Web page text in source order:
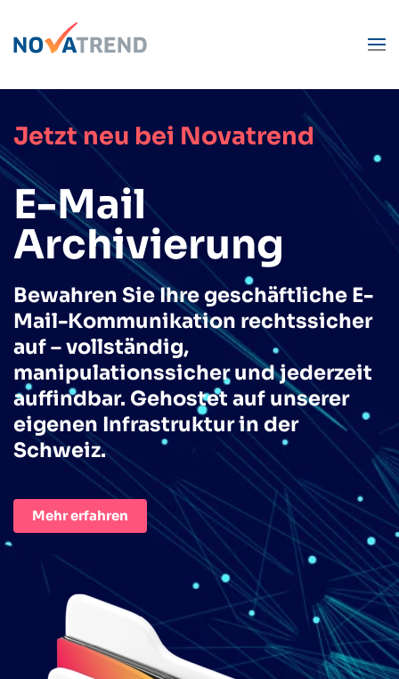
Zum Hauptinhalt springen
Jetzt neu bei Novatrend
E-Mail
Archivierung
Bewahren Sie Ihre geschäftliche E-
Mail-Kommunikation rechtssicher
auf – vollständig,
manipulationssicher und jederzeit
auffindbar. Gehostet auf unserer
eigenen Infrastruktur in der
Schweiz.
Mehr erfahren